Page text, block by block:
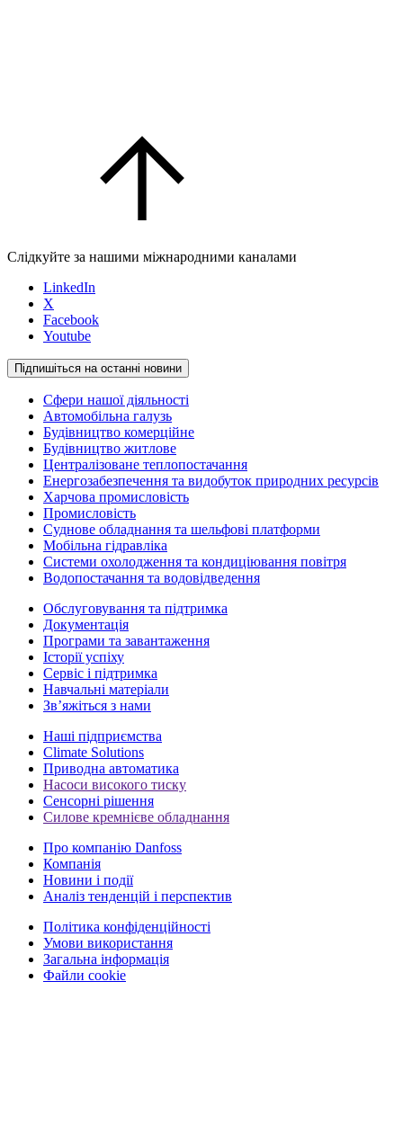
Слідкуйте за нашими міжнародними каналами
LinkedIn
X
Facebook
Youtube
Підпишіться на останні новини
Сфери нашої діяльності
Автомобільна галузь
Будівництво комерційне
Будівництво житлове
Централізоване теплопостачання
Енергозабезпечення та видобуток природних ресурсів
Харчова промисловість
Промисловість
Суднове обладнання та шельфові платформи
Мобільна гідравліка
Системи охолодження та кондиціювання повітря
Водопостачання та водовідведення
Обслуговування та підтримка
Документація
Програми та завантаження
Історії успіху
Сервіс і підтримка
Навчальні матеріали
Зв’яжіться з нами
Наші підприємства
Climate Solutions
Приводна автоматика
Насоси високого тиску
Сенсорні рішення
Силове кремнієве обладнання
Про компанію Danfoss
Компанія
Новини і події
Аналіз тенденцій і перспектив
Політика конфіденційності
Умови використання
Загальна інформація
Файли cookie